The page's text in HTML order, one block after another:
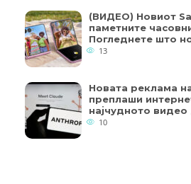
(ВИДЕО) Новиот
паметните
Погледнете што
13
Новата реклама
преплаши
најчудното видео
10